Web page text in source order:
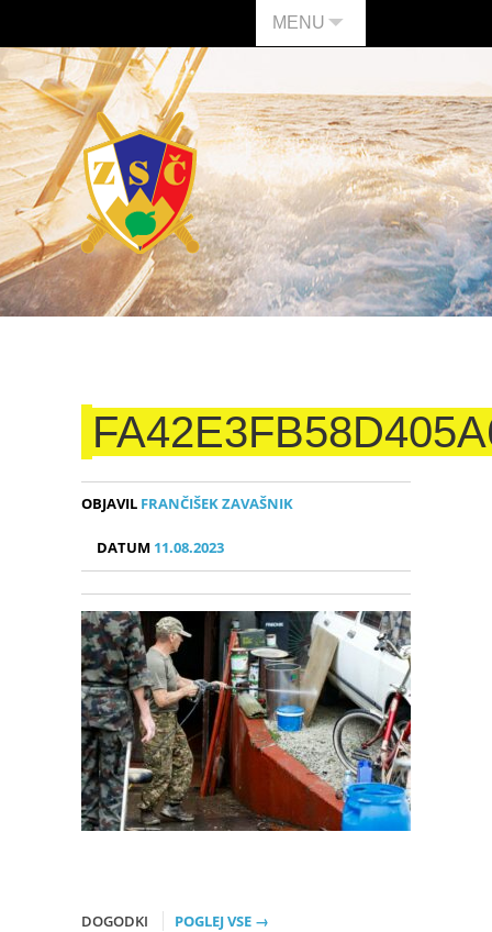
MENU
OBJAVIL FRANČIŠEK ZAVAŠNIK
DATUM 11.08.2023
DOGODKI POGLEJ VSE →